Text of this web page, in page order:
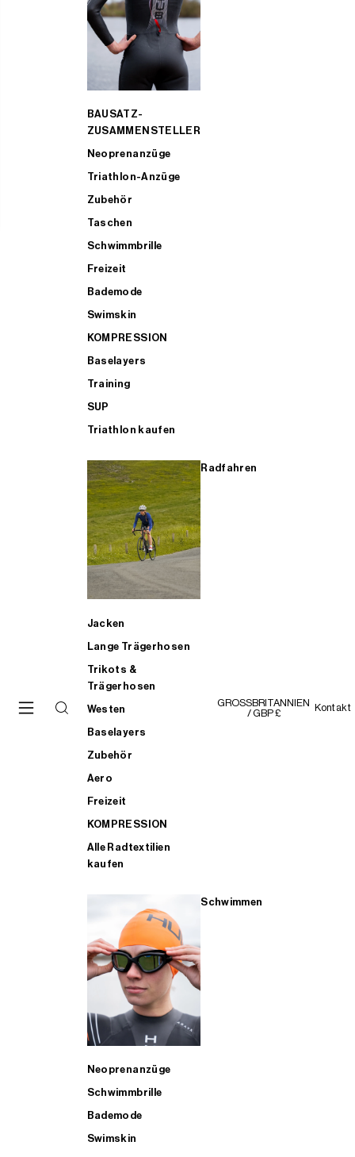
BAUSATZ-
ZUSAMMENSTELLER
Neoprenanzüge
Triathlon-Anzüge
Zubehör
Taschen
Schwimmbrille
Freizeit
Bademode
Swimskin
KOMPRESSION
Baselayers
Training
SUP
Triathlon kaufen
Radfahren
Jacken
Lange Trägerhosen
Trikots &
Trägerhosen
Westen
Baselayers
Zubehör
Aero
Freizeit
KOMPRESSION
Alle Radtextilien
kaufen
Schwimmen
Neoprenanzüge
Schwimmbrille
Bademode
Swimskin
GROSSBRITANNIEN
/ GBP £
Kontakt